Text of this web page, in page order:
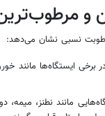
نسبی نشان می‌دهد: